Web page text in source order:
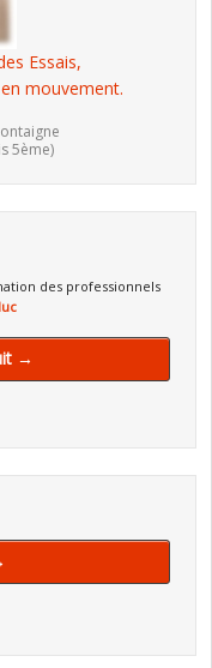
Essais,
mouvement.
5ème)
des professionnels
→